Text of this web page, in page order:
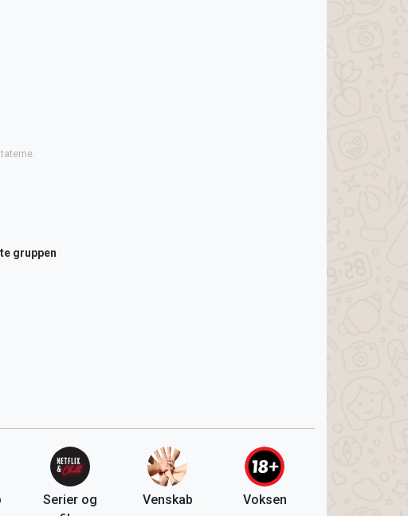
gruppen
Serier og
Venskab Voksen